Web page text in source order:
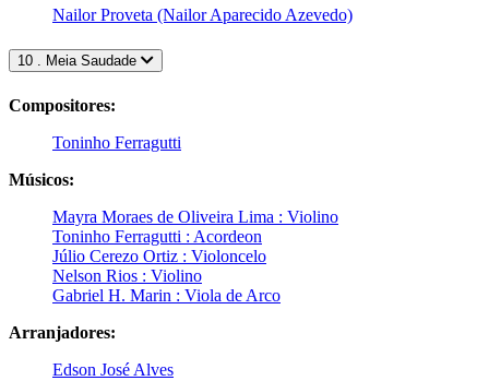
Nailor Proveta (Nailor Aparecido Azevedo)
10 . Meia Saudade
Compositores:
Toninho Ferragutti
Músicos:
Mayra Moraes de Oliveira Lima : Violino
Toninho Ferragutti : Acordeon
Júlio Cerezo Ortiz : Violoncelo
Nelson Rios : Violino
Gabriel H. Marin : Viola de Arco
Arranjadores:
Edson José Alves